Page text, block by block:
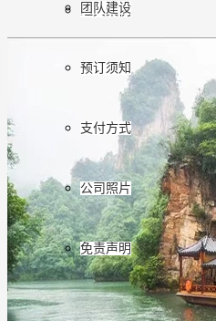
经典案例
团队建设
预订须知
支付方式
公司照片
免责声明